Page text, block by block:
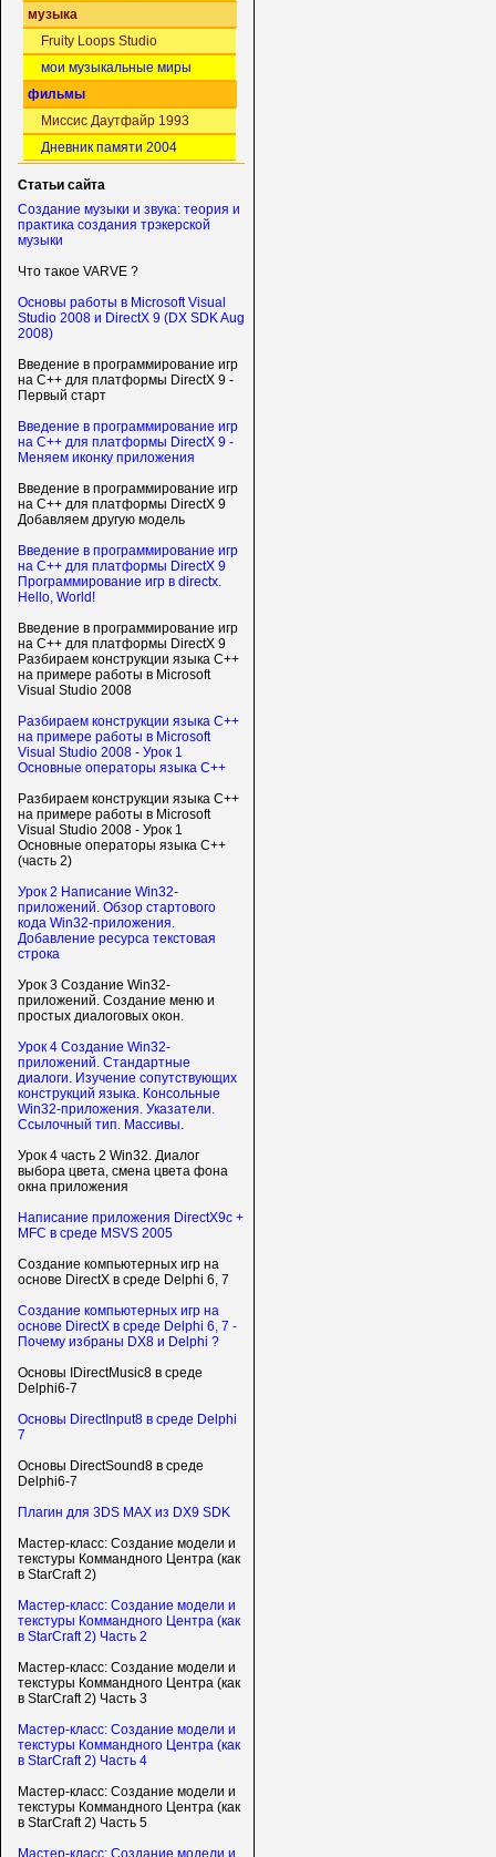
музыка
Fruity Loops Studio
мои музыкальные миры
фильмы
Миссис Даутфайр 1993
Дневник памяти 2004
Статьи сайта
Создание музыки и звука: теория и
практика создания трэкерской
музыки
Что такое VARVE ?
Основы работы в Microsoft Visual
Studio 2008 и DirectX 9 (DX SDK Aug
2008)
Введение в программирование игр
на С++ для платформы DirectX 9 -
Первый старт
Введение в программирование игр
на С++ для платформы DirectX 9 -
Меняем иконку приложения
Введение в программирование игр
на С++ для платформы DirectX 9
Добавляем другую модель
Введение в программирование игр
на С++ для платформы DirectX 9
Программирование игр в directx.
Hello, World!
Введение в программирование игр
на С++ для платформы DirectX 9
Разбираем конструкции языка C++
на примере работы в Microsoft
Visual Studio 2008
Разбираем конструкции языка C++
на примере работы в Microsoft
Visual Studio 2008 - Урок 1
Основные операторы языка C++
Разбираем конструкции языка C++
на примере работы в Microsoft
Visual Studio 2008 - Урок 1
Основные операторы языка C++
(часть 2)
Урок 2 Написание Win32-
приложений. Обзор стартового
кода Win32-приложения.
Добавление ресурса текстовая
строка
Урок 3 Создание Win32-
приложений. Создание меню и
простых диалоговых окон.
Урок 4 Создание Win32-
приложений. Стандартные
диалоги. Изучение сопутствующих
конструкций языка. Консольные
Win32-приложения. Указатели.
Ссылочный тип. Массивы.
Урок 4 часть 2 Win32. Диалог
выбора цвета, смена цвета фона
окна приложения
Написание приложения DirectX9c +
MFC в среде MSVS 2005
Создание компьютерных игр на
основе DirectX в среде Delphi 6, 7
Создание компьютерных игр на
основе DirectX в среде Delphi 6, 7 -
Почему избраны DX8 и Delphi ?
Основы IDirectMusic8 в среде
Delphi6-7
Основы DirectInput8 в среде Delphi
7
Основы DirectSound8 в среде
Delphi6-7
Плагин для 3DS MAX из DX9 SDK
Мастер-класс: Создание модели и
текстуры Коммандного Центра (как
в StarCraft 2)
Мастер-класс: Создание модели и
текстуры Коммандного Центра (как
в StarCraft 2) Часть 2
Мастер-класс: Создание модели и
текстуры Коммандного Центра (как
в StarCraft 2) Часть 3
Мастер-класс: Создание модели и
текстуры Коммандного Центра (как
в StarCraft 2) Часть 4
Мастер-класс: Создание модели и
текстуры Коммандного Центра (как
в StarCraft 2) Часть 5
Мастер-класс: Создание модели и